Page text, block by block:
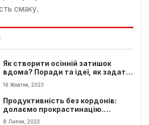
смаку.
Як створити осінній затишок
вдома? Поради та ідеї, як задати
оселі осіннього настрою та
затишку
16 Жовтня, 2023
Продуктивність без кордонів:
долаємо прокрастинацію.
Поради для всіх
8 Липня, 2023